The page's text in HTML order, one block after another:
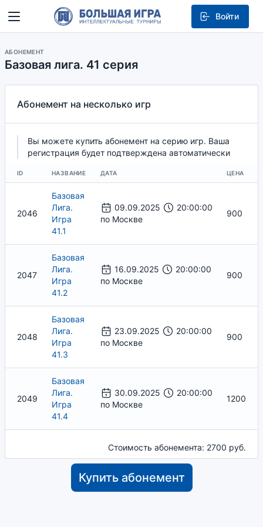
Войти
АБОНЕМЕНТ
Базовая лига. 41 серия
Абонемент на несколько игр
Вы можете купить абонемент на серию игр. Ваша
регистрация будет подтверждена автоматически
ID НАЗВАНИЕ ДАТА ЦЕНА
2046
Базовая
Лига.
Игра
41.1
09.09.2025
20:00:00
по Москве
900
2047
Базовая
Лига.
Игра
41.2
16.09.2025
20:00:00
по Москве
900
2048
Базовая
Лига.
Игра
41.3
23.09.2025
20:00:00
по Москве
900
2049
Базовая
Лига.
Игра
41.4
30.09.2025
20:00:00
по Москве
1200
Стоимость абонемента: 2700 руб.
Купить абонемент